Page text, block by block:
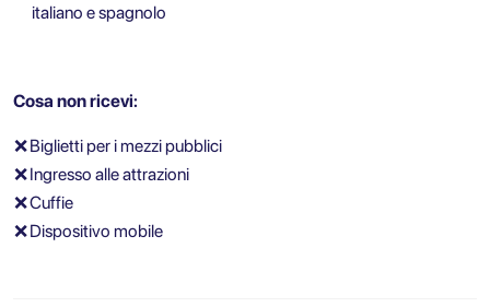
italiano e spagnolo
Cosa non ricevi:
❌Biglietti per i mezzi pubblici
❌Ingresso alle attrazioni
❌Cuffie
❌Dispositivo mobile